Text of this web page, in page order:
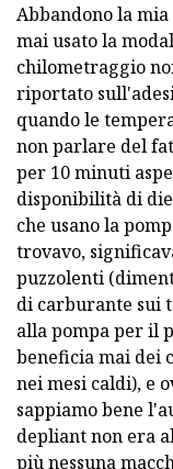
Abbandono la
mai usato la
chilometraggio
riportato
quando le
non parlare del
per 10 minuti
disponibilità di
che usano la
trovavo,
puzzolenti
di carburante sui
alla pompa per il
beneficia mai dei
nei mesi caldi), e
sappiamo bene
depliant non era
più nessuna